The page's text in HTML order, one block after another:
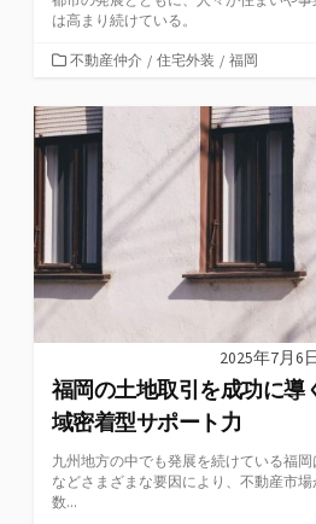
は高まり続けている。
カ
ゴ
リ
ー
不動産仲介 / 住宅外装 / 福岡
2025年7月6
福岡の土地取引を成功に導
域密着型サポート力
九州地方の中でも発展を続けている福
などさまざまな要因により、不動産市
数...